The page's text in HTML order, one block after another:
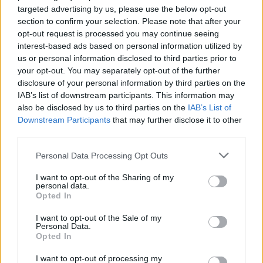
targeted advertising by us, please use the below opt-out
section to confirm your selection. Please note that after your
opt-out request is processed you may continue seeing
interest-based ads based on personal information utilized by
us or personal information disclosed to third parties prior to
your opt-out. You may separately opt-out of the further
disclosure of your personal information by third parties on the
IAB’s list of downstream participants. This information may
also be disclosed by us to third parties on the IAB’s List of
Downstream Participants that may further disclose it to other
Personal Data Processing Opt Outs
I want to opt-out of the Sharing of my
personal data.
Opted In
I want to opt-out of the Sale of my
Personal Data.
Opted In
I want to opt-out of processing my
13 8
83 972 visningar14 kommentarer
669
4 maj 16
12
Honda CIVIC TYPE R
"SUMOPOWER"(2004)
TYPE_RR
24 033 visningar18 kommentarer
221
21 juni 10
Senaste foruminläggen
Motorvärmare?
Senaste inlägget av